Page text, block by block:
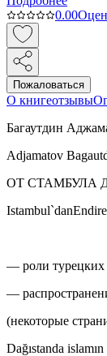
0.00
Пожаловаться
О книгеотзывы
Багаутдин
Adjamatov
ОТ СТАМБУЛА
— роли
—
(некоторые
Dağıstanda